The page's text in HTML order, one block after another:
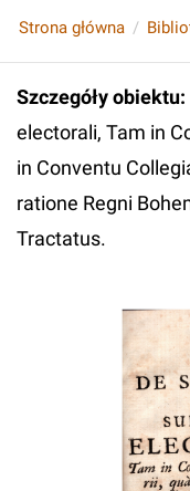
Strona główna
Szczegóły obiektu:
electorali, Tam in
in Conventu
ratione Regni
Tractatus.